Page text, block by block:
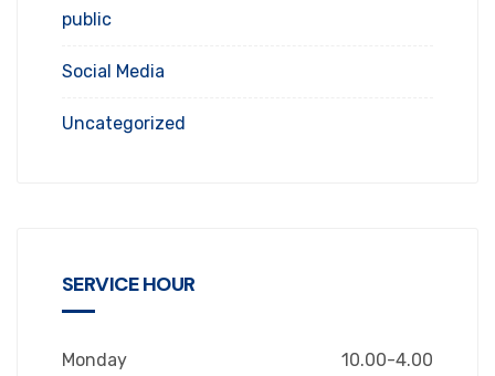
public
Social Media
Uncategorized
SERVICE HOUR
Monday 10.00-4.00